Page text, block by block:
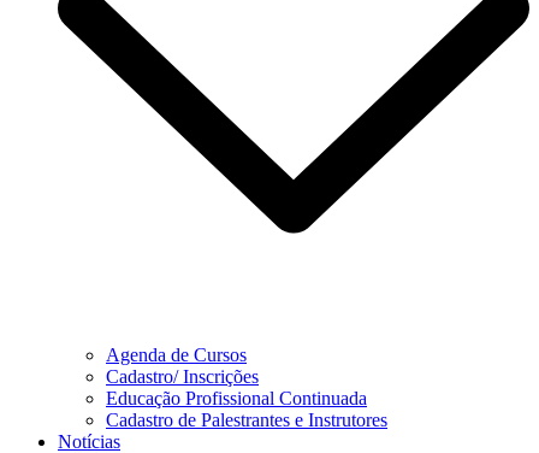
Agenda de Cursos
Cadastro/ Inscrições
Educação Profissional Continuada
Cadastro de Palestrantes e Instrutores
Notícias